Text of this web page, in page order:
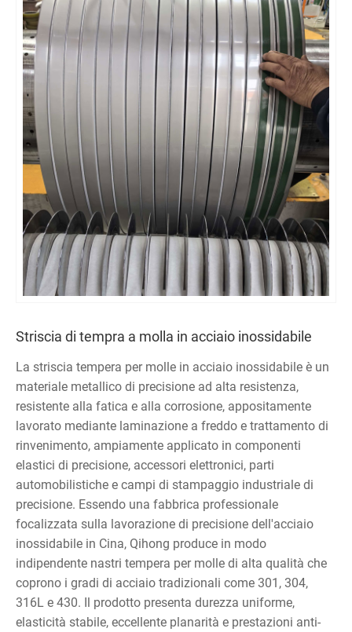
Striscia di tempra a molla in acciaio inossidabile
La striscia tempera per molle in acciaio inossidabile è un
materiale metallico di precisione ad alta resistenza,
resistente alla fatica e alla corrosione, appositamente
lavorato mediante laminazione a freddo e trattamento di
rinvenimento, ampiamente applicato in componenti
elastici di precisione, accessori elettronici, parti
automobilistiche e campi di stampaggio industriale di
precisione. Essendo una fabbrica professionale
focalizzata sulla lavorazione di precisione dell'acciaio
inossidabile in Cina, Qihong produce in modo
indipendente nastri tempera per molle di alta qualità che
coprono i gradi di acciaio tradizionali come 301, 304,
316L e 430. Il prodotto presenta durezza uniforme,
elasticità stabile, eccellente planarità e prestazioni anti-